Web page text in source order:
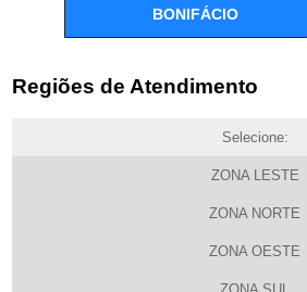
BONIFÁCIO
Regiões de Atendimento
Selecione:
ZONA LESTE
ZONA NORTE
ZONA OESTE